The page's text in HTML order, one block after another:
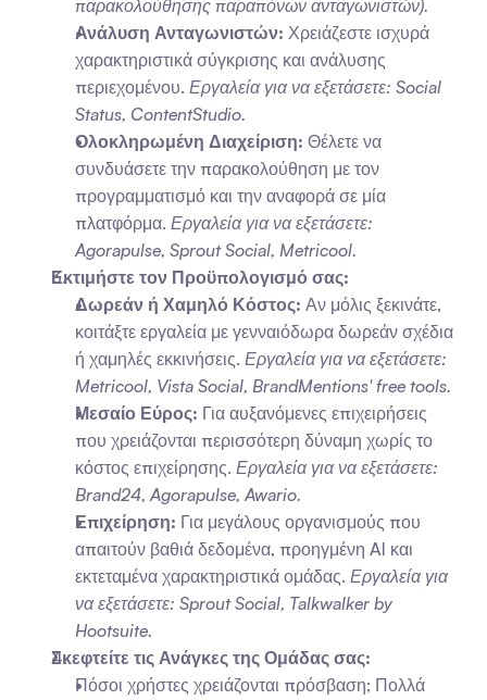
παρακολούθησης παραπόνων ανταγωνιστών).
Ανάλυση Ανταγωνιστών: Χρειάζεστε ισχυρά
χαρακτηριστικά σύγκρισης και ανάλυσης
περιεχομένου. Εργαλεία για να εξετάσετε: Social
Status, ContentStudio.
Ολοκληρωμένη Διαχείριση: Θέλετε να
συνδυάσετε την παρακολούθηση με τον
προγραμματισμό και την αναφορά σε μία
πλατφόρμα. Εργαλεία για να εξετάσετε:
Agorapulse, Sprout Social, Metricool.
Εκτιμήστε τον Προϋπολογισμό σας:
Δωρεάν ή Χαμηλό Κόστος: Αν μόλις ξεκινάτε,
κοιτάξτε εργαλεία με γενναιόδωρα δωρεάν σχέδια
ή χαμηλές εκκινήσεις. Εργαλεία για να εξετάσετε:
Metricool, Vista Social, BrandMentions' free tools.
Μεσαίο Εύρος: Για αυξανόμενες επιχειρήσεις
που χρειάζονται περισσότερη δύναμη χωρίς το
κόστος επιχείρησης. Εργαλεία για να εξετάσετε:
Brand24, Agorapulse, Awario.
Επιχείρηση: Για μεγάλους οργανισμούς που
απαιτούν βαθιά δεδομένα, προηγμένη AI και
εκτεταμένα χαρακτηριστικά ομάδας. Εργαλεία για
να εξετάσετε: Sprout Social, Talkwalker by
Hootsuite.
Σκεφτείτε τις Ανάγκες της Ομάδας σας:
Πόσοι χρήστες χρειάζονται πρόσβαση; Πολλά